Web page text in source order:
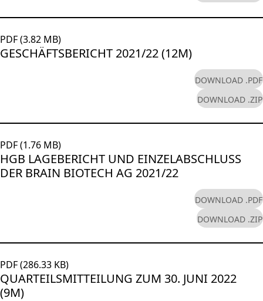
PDF (3.82 MB)
GESCHÄFTSBERICHT 2021/22 (12M)
DOWNLOAD .PDF
DOWNLOAD .ZIP
PDF (1.76 MB)
HGB LAGEBERICHT UND EINZELABSCHLUSS
DER BRAIN BIOTECH AG 2021/22
DOWNLOAD .PDF
DOWNLOAD .ZIP
PDF (286.33 KB)
QUARTEILSMITTEILUNG ZUM 30. JUNI 2022
(9M)